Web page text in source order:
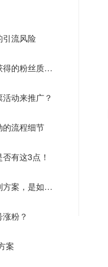
引流风险
得的粉丝质
动来推广？
的流程细节
有这3点！
案，是如何
粉？
案